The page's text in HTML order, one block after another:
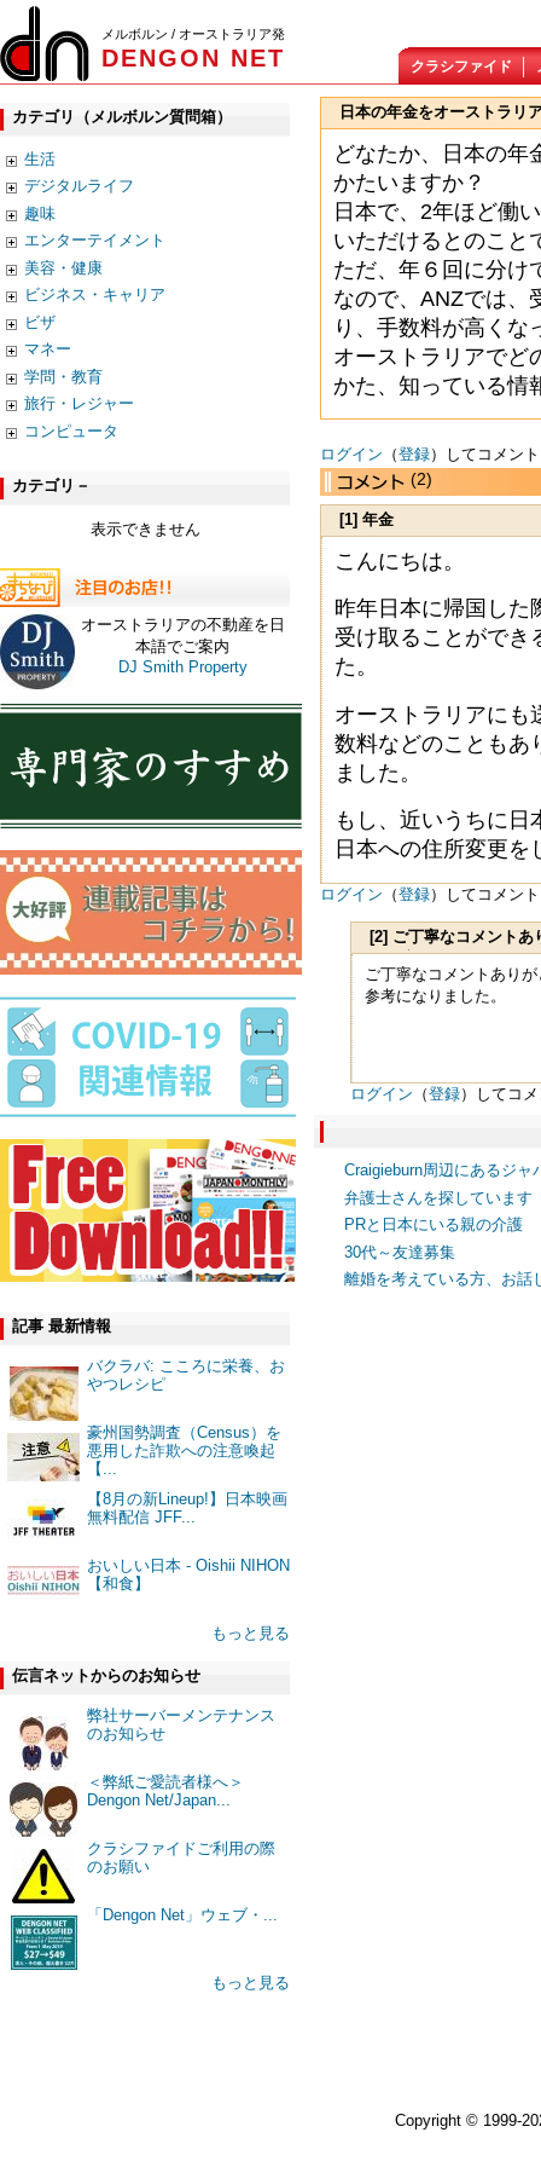
メルボルン / オーストラリア発
DENGON NET クラシファイド
カテゴリ（メルボルン質問箱）
生活
デジタルライフ
趣味
エンターテイメント
美容・健康
ビジネス・キャリア
ビザ
マネー
学問・教育
旅行・レジャー
コンピュータ
カテゴリ－
表示できません
オーストラリアの不動産を日
本語でご案内
DJ Smith Property
記事 最新情報
バクラバ: こころに栄養、お
やつレシピ
豪州国勢調査（Census）を
悪用した詐欺への注意喚起
【...
【8月の新Lineup!】日本映画
無料配信 JFF...
おいしい日本 - Oishii NIHON
【和食】
もっと見る
伝言ネットからのお知らせ
弊社サーバーメンテナンス
のお知らせ
＜弊紙ご愛読者様へ＞
Dengon Net/Japan...
クラシファイドご利用の際
のお願い
「Dengon Net」ウェブ・...
もっと見る
日本の年金をオーストラリ
どなたか、日本の年
かたいますか？
日本で、2年ほど働
いただけるとのこと
ただ、年６回に分け
なので、ANZでは、
り、手数料が高くな
オーストラリアでど
かた、知っている情
ログイン （登録）してコメン
(2)
[1] 年金
こんにちは。
昨年日本に帰国した
受け取ることができ
た。
オーストラリアにも
数料などのこともあ
ました。
もし、近いうちに
日本への住所変更
ログイン （登録）してコメン
[2] ご丁寧なコメント
の口座を
ご丁寧なコメントあり
参考になりました。
ログイン （登録）してコ
Craigieburn周辺にあるジ
弁護士さんを探しています
PRと日本にいる親の介護
30代～友達募集
離婚を考えている方、お話
Copyright © 1999-